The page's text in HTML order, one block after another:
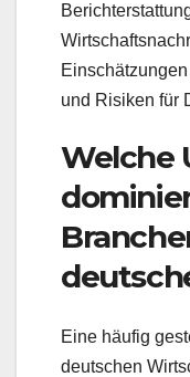
und Risiken für
Welche
Eine häufig
deutschen